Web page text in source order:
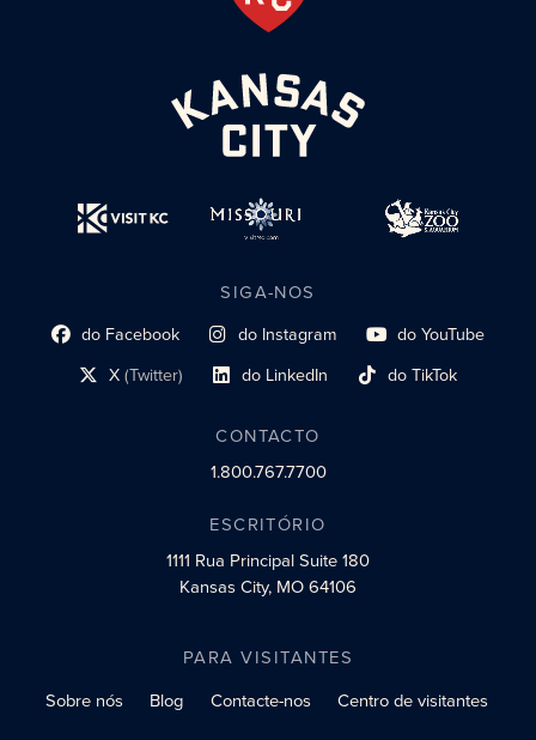
SIGA-NOS
Link do perfil social
do Facebook Link do perfil social
do Instagram Link do perfil social
do YouTube
Link do perfil social
X(Twitter) Link do perfil social
do LinkedIn Link do perfil social
do TikTok
CONTACTO
1.800.767.7700
ESCRITÓRIO
1111 Rua PrincipalSuite 180
Kansas City, MO 64106
PARA VISITANTES
Sobre nós
Blog Contacte-nos Centro de visitantes